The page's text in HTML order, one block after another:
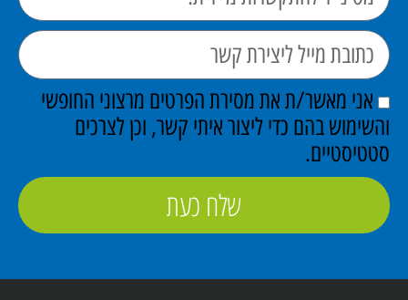
אני מאשר/ת את מסירת הפרטים מרצוני החופשי
והשימוש בהם כדי ליצור איתי קשר, וכן לצרכים
סטטיסטיים.
שלח כעת